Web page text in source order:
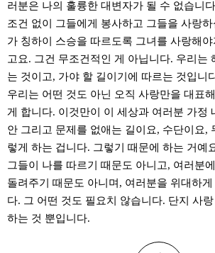
러분은 나의 훌륭한 대변자가 될 수 없습니
조건 없이 그들에게 봉사하고 그들을 사랑하
가 칭하이 스승을 따르도록 그녀를 사랑해
고요. 그건 무조건적인 게 아닙니다. 우리는
는 것이고, 가야 할 길이기에 따르는 것입니
우리는 어떤 것도 아닌 오직 사랑만을 대표
게 합니다. 이것만이 이 세상과 여러분 가정
안 그리고 문제를 없애는 길이요, 수단이요,
렇게 하는 겁니다. 그렇기 때문에 하는 거예
그들이 나를 따르기 때문도 아니고, 여러분
돌려주기 때문도 아니며, 여러분을 위대하게
다. 그 어떤 것도 필요치 않습니다. 단지 사
하는 것 뿐입니다.